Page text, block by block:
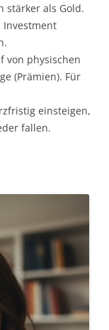
stärker als Gold.
Investment
von physischen
(Prämien). Für
einsteigen,
fallen.